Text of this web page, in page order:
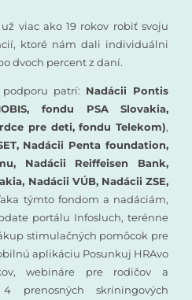
viac ako 19 rokov robiť svoju
ktoré nám dali individuálni
dvoch percent z daní.
patrí: Nadácii Pontis
fondu PSA Slovakia,
pre deti, fondu Telekom),
Nadácii Penta foundation,
Nadácii Reiffeisen Bank,
Nadácii VÚB, Nadácii ZSE,
týmto fondom a nadáciám,
portálu Infosluch, terénne
stimulačných pomôcok pre
aplikáciu Posunkuj HRAvo
webináre pre rodičov a
prenosných skríningových